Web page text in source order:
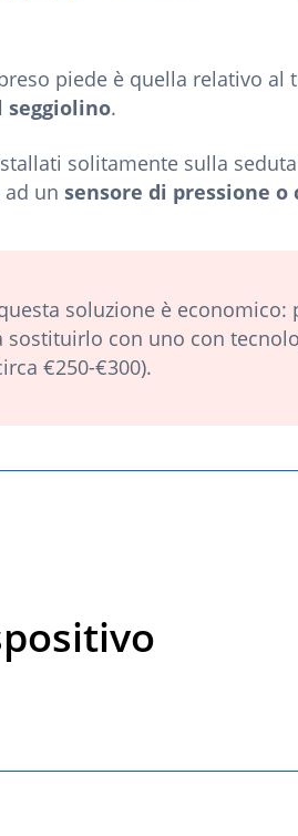
piede è quella relativo al
seggiolino.
solitamente sulla
un sensore di pressione o
soluzione è
sostituirlo con uno con
€250-€300).